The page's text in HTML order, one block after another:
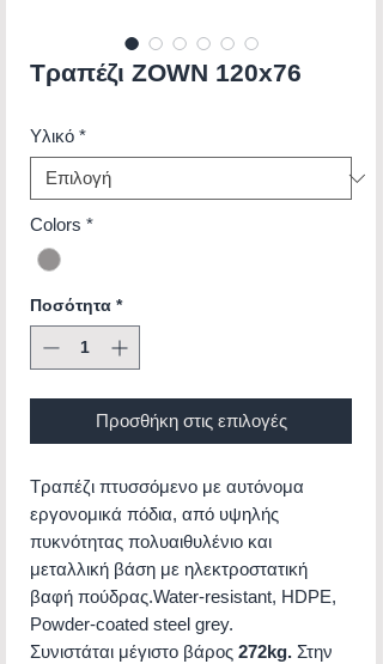
Τραπέζι ZOWN 120x76
Υλικό *
Colors *
Ποσότητα *
Προσθήκη στις επιλογές
Τραπέζι πτυσσόμενο με αυτόνομα
εργονομικά πόδια, από υψηλής
πυκνότητας πολυαιθυλένιο και
μεταλλική βάση με ηλεκτροστατική
βαφή πούδρας.Water-resistant, HDPE,
Powder-coated steel grey.
Συνιστάται μέγιστο βάρος 272kg. Στην